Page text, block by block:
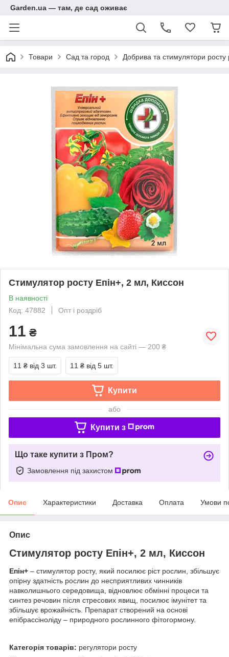
Garden.ua — там, де сад оживає
Товари Сад та город Добрива та стимулятори росту
Стимулятор росту Епін+, 2 мл, Киссон
В наявності
Код: 47882
Опт і роздріб
11 ₴
Мінімальна сума замовлення на сайті — 200 ₴
11 ₴ від 3 шт. 11 ₴ від 5 шт.
Купити
або
Купити з
Що таке купити з Пром?
Замовлення під захистом
Опис Характеристики Доставка Оплата Умови
Опис
Стимулятор росту Епін+, 2 мл, Киссон
Епін+ – стимулятор росту, який посилює ріст рослин, збільшує
опірну здатність рослин до несприятливих чинників
навколишнього середовища, відновлює обмінні процеси та
синтез речовин після стресових явищ, посилює імунітет та
збільшує врожайність. Препарат створений на основі
епібрассіноліду – природного рослинного фітогормону.
Категорія товарів: регулятори росту